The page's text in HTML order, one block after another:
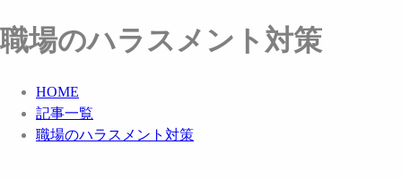
職場のハラスメント対策
HOME
記事一覧
職場のハラスメント対策